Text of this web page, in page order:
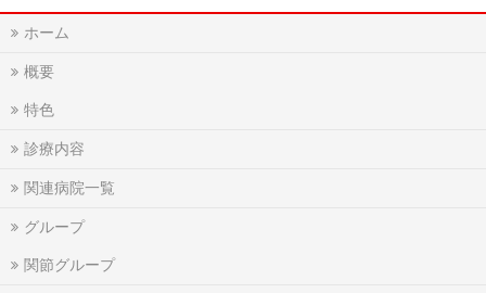
ホーム
概要
特色
診療内容
関連病院一覧
グループ
関節グループ